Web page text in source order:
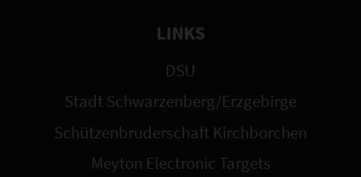
LINKS
DSU
Stadt Schwarzenberg/Erzgebirge
Schützenbruderschaft Kirchborchen
Meyton Electronic Targets